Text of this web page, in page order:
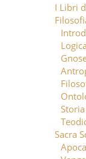
I Libri
Logica
Sacra